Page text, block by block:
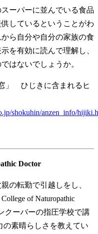
ーパーに並んでいる食品
しているということがわ
ら自分や自分の家族の食
を有効に読んで理解し、
はないでしょうか。
」 ひじきに含まれるヒ
shokuhin/anzen_info/
Doctor
の転勤で引越しをし、
of Naturopathic
クーバーの指圧学校で講
の素晴らしさを教えてい